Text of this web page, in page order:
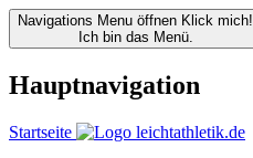
Navigations Menu öffnen Klick mich!
Ich bin das Menü.
Hauptnavigation
Startseite